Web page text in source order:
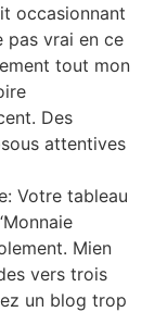
occasionnant
pas vrai en ce
tout mon
Des
attentives
Votre tableau
Mien
vers trois
un blog trop